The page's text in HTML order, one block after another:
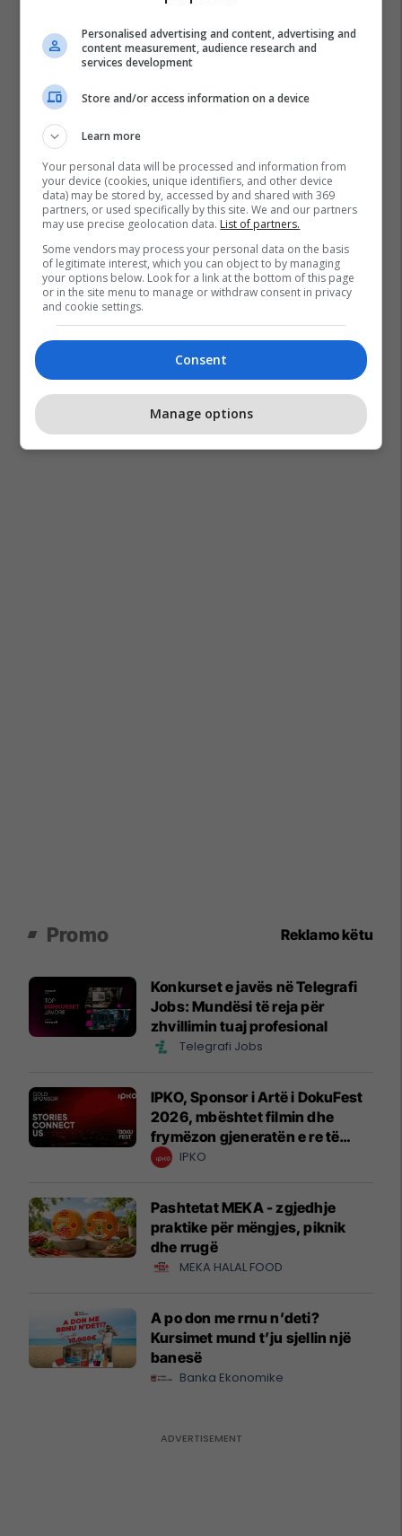
Muaji I Ramazanit Antonio Rudiger
Agjërimi
Real Madrid
Promo Reklamo këtu
Konkurset e javës në Telegrafi
Jobs: Mundësi të reja për
zhvillimin tuaj profesional
Telegrafi Jobs
IPKO, Sponsor i Artë i DokuFest
2026, mbështet filmin dhe
frymëzon gjeneratën e re të
krijuesve
IPKO
Pashtetat MEKA - zgjedhje
praktike për mëngjes, piknik
dhe rrugë
MEKA HALAL FOOD
A po don me rrnu n’deti?
Kursimet mund t’ju sjellin një
banesë
Banka Ekonomike
Personalised advertising and content, advertising and
content measurement, audience research and
services development
Store and/or access information on a device
Learn more
Your personal data will be processed and information from
your device (cookies, unique identifiers, and other device
data) may be stored by, accessed by and shared with 369
partners, or used specifically by this site. We and our partners
may use precise geolocation data. List of partners.
Some vendors may process your personal data on the basis
of legitimate interest, which you can object to by managing
your options below. Look for a link at the bottom of this page
or in the site menu to manage or withdraw consent in privacy
and cookie settings.
Consent
Manage options